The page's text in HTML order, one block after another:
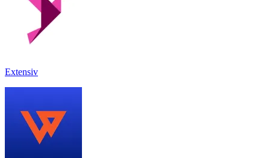
Extensiv